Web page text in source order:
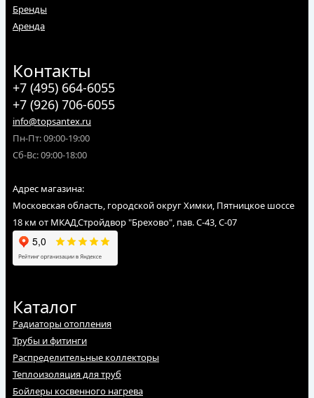
Бренды
Аренда
Контакты
+7 (495) 664-6055
+7 (926) 706-6055
info@topsantex.ru
Пн-Пт: 09:00-19:00
Сб-Вс: 09:00-18:00
Адрес магазина:
Московская область, городской округ Химки, Пятницкое шоссе
18 км от МКАД,Стройдвор "Брехово", пав. С-43, С-07
Каталог
Радиаторы отопления
Трубы и фитинги
Распределительные коллекторы
Теплоизоляция для труб
Бойлеры косвенного нагрева